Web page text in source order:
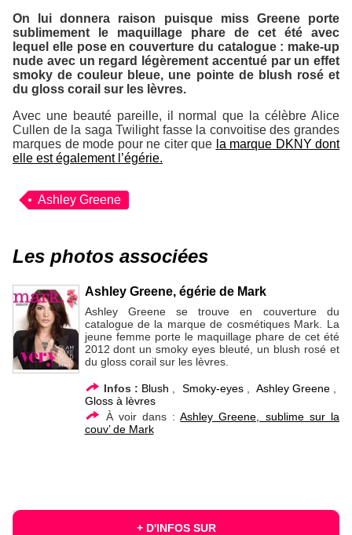
On lui donnera raison puisque miss Greene porte
sublimement le maquillage phare de cet été avec
lequel elle pose en couverture du catalogue : make-up
nude avec un regard légèrement accentué par un effet
smoky de couleur bleue, une pointe de blush rosé et
du gloss corail sur les lèvres.
Avec une beauté pareille, il normal que la célèbre Alice
Cullen de la sagaTwilightfasse la convoitise des grandes
marques de mode pour ne citer que la marque DKNY dont
elle est également l’égérie.
Ashley Greene
Les photos associées
Ashley Greene, égérie de Mark
Ashley Greene se trouve en couverture du
catalogue de la marque de cosmétiques Mark. La
jeune femme porte le maquillage phare de cet été
2012 dont un smoky eyes bleuté, un blush rosé et
du gloss corail sur les lèvres.
Infos : Blush Smoky-eyes, Ashley Greene,
Gloss à lèvres
À voir dans :Ashley Greene, sublime sur la
couv’ de Mark
+ D'INFOS SUR